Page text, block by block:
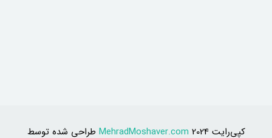
کپی‌رایت 2024 MehradMoshaver.com طراحی شده توسط